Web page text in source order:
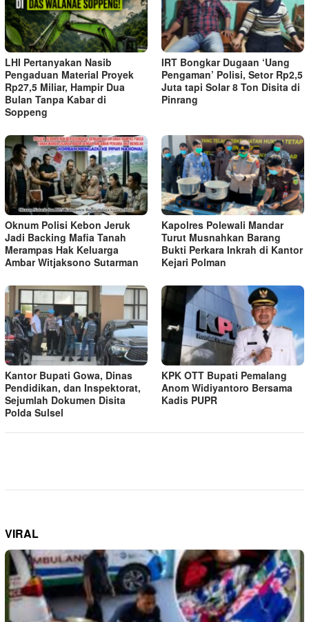
LHI Pertanyakan Nasib
Pengaduan Material Proyek
Rp27,5 Miliar, Hampir Dua
Bulan Tanpa Kabar di
Soppeng
IRT Bongkar Dugaan ‘Uang
Pengaman’ Polisi, Setor Rp2,5
Juta tapi Solar 8 Ton Disita di
Pinrang
Oknum Polisi Kebon Jeruk
Jadi Backing Mafia Tanah
Merampas Hak Keluarga
Ambar Witjaksono Sutarman
Kapolres Polewali Mandar
Turut Musnahkan Barang
Bukti Perkara Inkrah di Kantor
Kejari Polman
Kantor Bupati Gowa, Dinas
Pendidikan, dan Inspektorat,
Sejumlah Dokumen Disita
Polda Sulsel
KPK OTT Bupati Pemalang
Anom Widiyantoro Bersama
Kadis PUPR
VIRAL